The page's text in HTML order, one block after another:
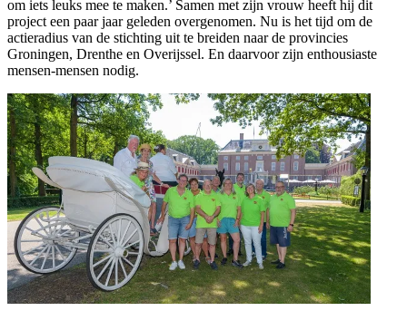
om iets leuks mee te maken.’ Samen met zijn vrouw heeft hij dit
project een paar jaar geleden overgenomen. Nu is het tijd om de
actieradius van de stichting uit te breiden naar de provincies
Groningen, Drenthe en Overijssel. En daarvoor zijn enthousiaste
mensen-mensen nodig.